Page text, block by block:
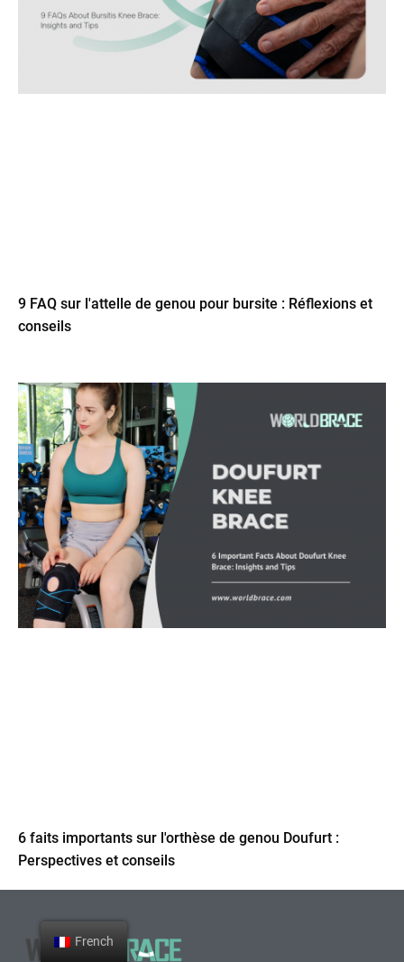
9 FAQ sur l'attelle de genou pour bursite : Réflexions et
conseils
6 faits importants sur l'orthèse de genou Doufurt :
Perspectives et conseils
French